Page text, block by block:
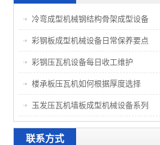
冷弯成型机械钢结构骨架成型设备
彩钢板成型机械设备日常保养要点
彩钢压瓦机设备每日收工维护
楼承板压瓦机如何根据厚度选择
玉发压瓦机墙板成型机械设备系列
联系方式